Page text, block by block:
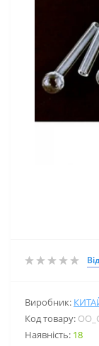
Виробник:
Код товару:
Наявність: 18